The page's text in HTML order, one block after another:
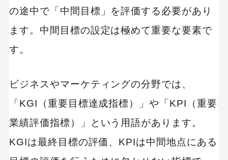
の途中で「中間目標」を評価する必要があり
ます。中間目標の設定は極めて重要な要素で
す。
ビジネスやマーケティングの分野では、
「KGI（重要目標達成指標）」や「KPI（重要
業績評価指標）」という用語があります。
KGIは最終目標の評価、KPIは中間地点にある